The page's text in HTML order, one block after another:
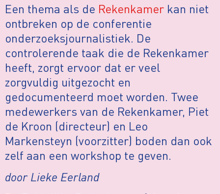
Een thema als de Rekenkamer kan niet
ontbreken op de conferentie
onderzoeksjournalistiek. De
controlerende taak die de Rekenkamer
heeft, zorgt ervoor dat er veel
zorgvuldig uitgezocht en
gedocumenteerd moet worden. Twee
medewerkers van de Rekenkamer, Piet
de Kroon (directeur) en Leo
Markensteyn (voorzitter) boden dan ook
zelf aan een workshop te geven.
door Lieke Eerland